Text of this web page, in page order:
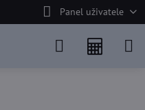
Panel uživatele